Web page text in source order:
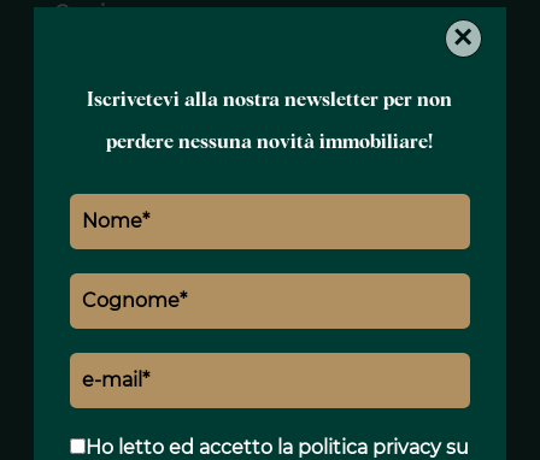
Iscrivetevi alla nostra newsletter per non
perdere nessuna novità immobiliare!
Ho letto ed accetto la politica privacysu
×
Camino
Tenda
Serrande elettriche
Interfono
Cancello elettrico
Palestra
Sauna